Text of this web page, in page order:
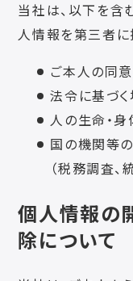
当社は、以下を含
人情報を第三者に
ご本人の同
法令に基づ
人の生命・
国の機関等
（税務調査、
個人情報の
除について